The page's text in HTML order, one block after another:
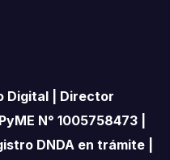
Digital | Director
N° 1005758473 |
DNDA en trámite |